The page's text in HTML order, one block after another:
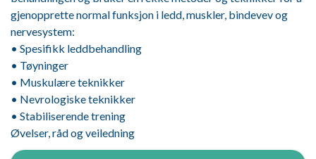
gjenopprette normal funksjon i ledd, muskler, bindevev og
nervesystem:
• Spesifikk leddbehandling
• Tøyninger
• Muskulære teknikker
• Nevrologiske teknikker
• Stabiliserende trening
Øvelser, råd og veiledning